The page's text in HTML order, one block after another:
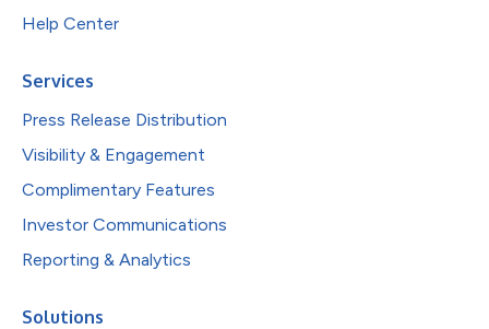
Help Center
Services
Press Release Distribution
Visibility & Engagement
Complimentary Features
Investor Communications
Reporting & Analytics
Solutions